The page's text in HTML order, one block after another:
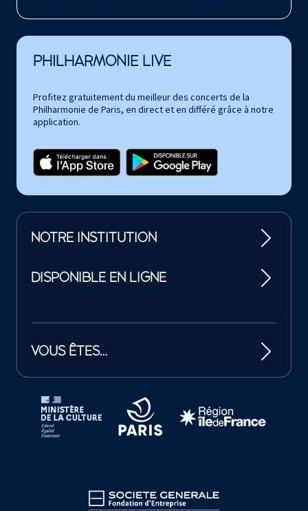
PHILHARMONIE LIVE
Profitez gratuitement du meilleur des concerts de la
Philharmonie de Paris, en direct et en différé grâce à notre
application.
NOTRE INSTITUTION
DISPONIBLE EN LIGNE
VOUS ÊTES…
Tutelles et mécènes de la Philharmonie de Paris